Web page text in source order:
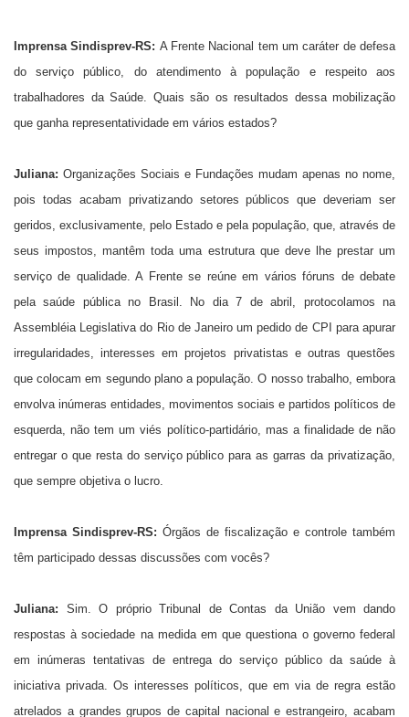
Imprensa Sindisprev-RS: A Frente Nacional tem um caráter de defesa
do serviço público, do atendimento à população e respeito aos
trabalhadores da Saúde. Quais são os resultados dessa mobilização
que ganha representatividade em vários estados?
Juliana: Organizações Sociais e Fundações mudam apenas no nome,
pois todas acabam privatizando setores públicos que deveriam ser
geridos, exclusivamente, pelo Estado e pela população, que, através de
seus impostos, mantêm toda uma estrutura que deve lhe prestar um
serviço de qualidade. A Frente se reúne em vários fóruns de debate
pela saúde pública no Brasil. No dia 7 de abril, protocolamos na
Assembléia Legislativa do Rio de Janeiro um pedido de CPI para apurar
irregularidades, interesses em projetos privatistas e outras questões
que colocam em segundo plano a população. O nosso trabalho, embora
envolva inúmeras entidades, movimentos sociais e partidos políticos de
esquerda, não tem um viés político-partidário, mas a finalidade de não
entregar o que resta do serviço público para as garras da privatização,
que sempre objetiva o lucro.
Imprensa Sindisprev-RS: Órgãos de fiscalização e controle também
têm participado dessas discussões com vocês?
Juliana: Sim. O próprio Tribunal de Contas da União vem dando
respostas à sociedade na medida em que questiona o governo federal
em inúmeras tentativas de entrega do serviço público da saúde à
iniciativa privada. Os interesses políticos, que em via de regra estão
atrelados a grandes grupos de capital nacional e estrangeiro, acabam